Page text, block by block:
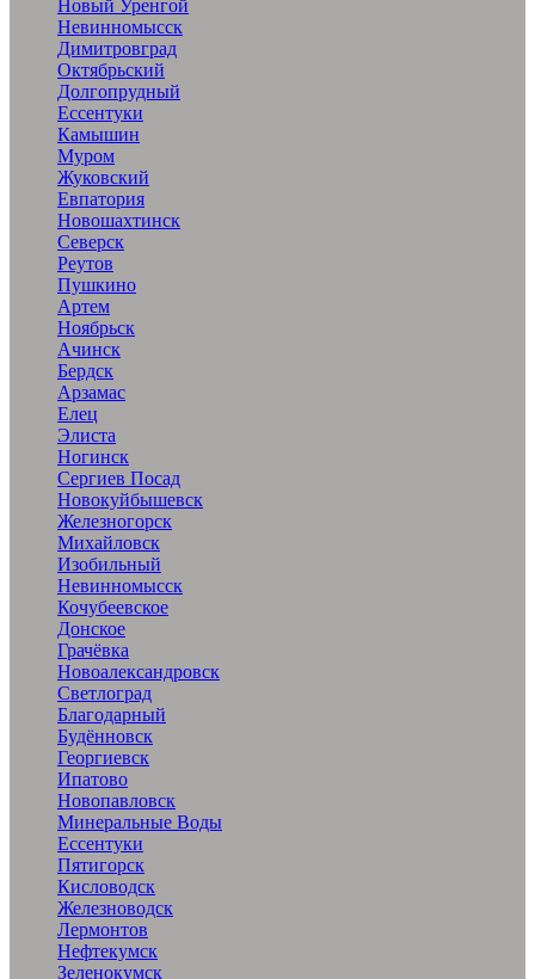
Новый Уренгой
Невинномысск
Димитровград
Октябрьский
Долгопрудный
Ессентуки
Камышин
Муром
Жуковский
Евпатория
Новошахтинск
Северск
Реутов
Пушкино
Артем
Ноябрьск
Ачинск
Бердск
Арзамас
Елец
Элиста
Ногинск
Сергиев Посад
Новокуйбышевск
Железногорск
Михайловск
Изобильный
Невинномысск
Кочубеевское
Донское
Грачёвка
Новоалександровск
Светлоград
Благодарный
Будённовск
Георгиевск
Ипатово
Новопавловск
Минеральные Воды
Ессентуки
Пятигорск
Кисловодск
Железноводск
Лермонтов
Нефтекумск
Зеленокумск